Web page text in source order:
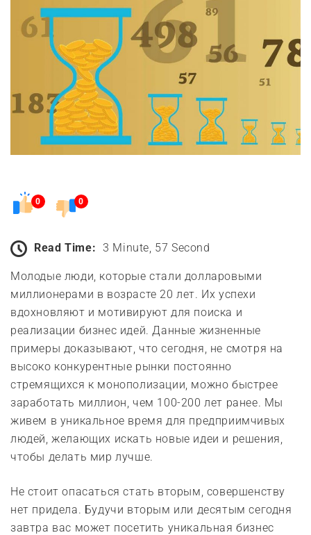
0 0
Read Time: 3 Minute, 57 Second
Молодые люди, которые стали долларовыми
миллионерами в возрасте 20 лет. Их успехи
вдохновляют и мотивируют для поиска и
реализации бизнес идей. Данные жизненные
примеры доказывают, что сегодня, не смотря на
высоко конкурентные рынки постоянно
стремящихся к монополизации, можно быстрее
заработать миллион, чем 100-200 лет ранее. Мы
живем в уникальное время для предприимчивых
людей, желающих искать новые идеи и решения,
чтобы делать мир лучше.
Не стоит опасаться стать вторым, совершенству
нет придела. Будучи вторым или десятым сегодня
завтра вас может посетить уникальная бизнес